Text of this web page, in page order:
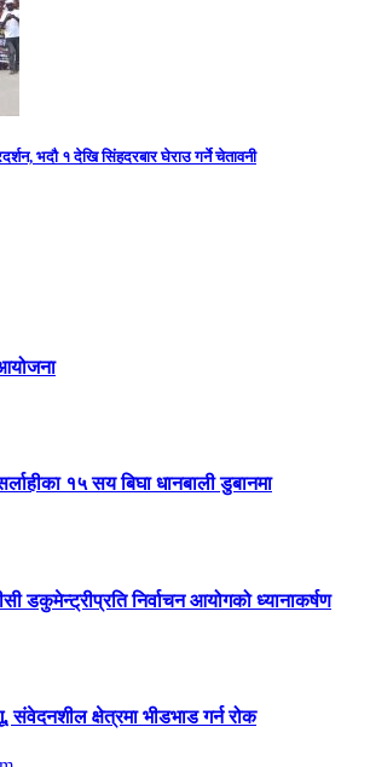
भदौ १ देखि सिंहदरबार घेराउ गर्ने चेतावनी
१५ सय बिघा धानबाली डुबानमा
डकुमेन्ट्रीप्रति निर्वाचन आयोगको ध्यानाकर्षण
संवेदनशील क्षेत्रमा भीडभाड गर्न रोक